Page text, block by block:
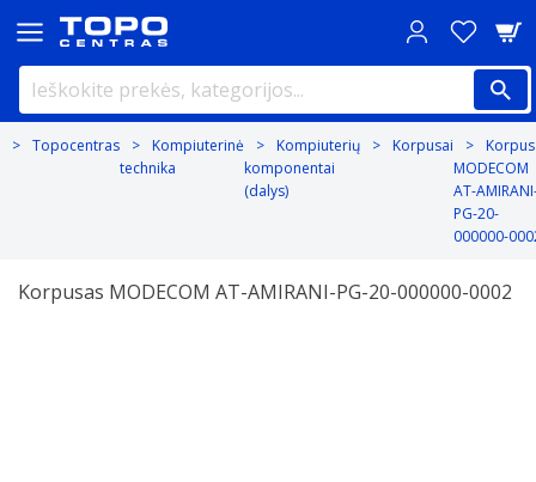
Topocentras
Kompiuterinė
technika
Kompiuterių
komponentai
(dalys)
Korpusai
MODECOM
AT-
PG-20-
000000-
Korpusas MODECOM AT-AMIRANI-PG-20-000000-0002